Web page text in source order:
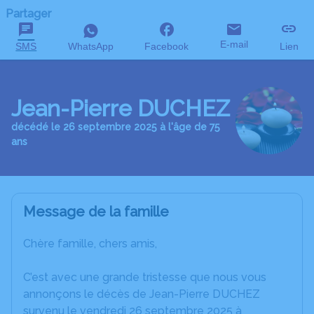
Partager
SMS WhatsApp Facebook E-mail Lien
Jean-Pierre DUCHEZ
décédé le 26 septembre 2025 à l'âge de 75
ans
Message de la famille
Chère famille, chers amis,
C’est avec une grande tristesse que nous vous
annonçons le décès de Jean-Pierre DUCHEZ
survenu le vendredi 26 septembre 2025 à